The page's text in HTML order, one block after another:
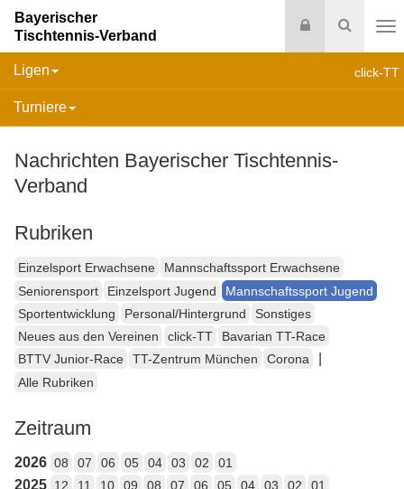
Suche
Login
Bayerischer
Tischtennis-Verband
click-TT
Ligen
Turniere
Nachrichten Bayerischer Tischtennis-
Verband
Rubriken
Einzelsport Erwachsene
Mannschaftssport Erwachsene
Seniorensport
Einzelsport Jugend
Mannschaftssport Jugend
Sportentwicklung
Personal/Hintergrund
Sonstiges
Neues aus den Vereinen
click-TT
Bavarian TT-Race
BTTV Junior-Race
TT-Zentrum München Corona
Alle Rubriken
Zeitraum
2026 08 07 06 05 04 03 02 01
2025 12 11 10 09 08 07 06 05 04 03 02 01